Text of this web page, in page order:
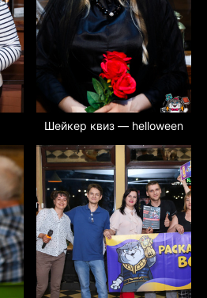
Шейкер квиз — helloween